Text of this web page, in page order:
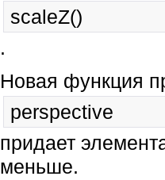
scaleZ()
.
Новая функция
perspective
придает
меньше.